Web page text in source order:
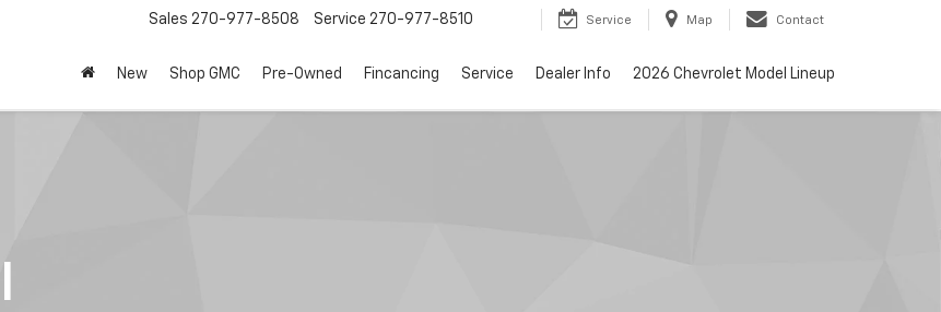
Sales 270-977-8508 Service 270-977-8510 Service Map Contact
New Shop GMC Pre-Owned Fincancing Service Dealer Info 2026 Chevrolet Model Lineup